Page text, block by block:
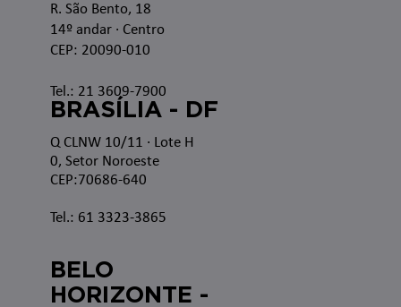
R. São Bento, 18
14º andar · Centro
CEP: 20090-010
Tel.: 21 3609-7900
Q CLNW 10/11 · Lote H
0, Setor Noroeste
CEP:70686-640
Tel.: 61 3323-3865
BRASÍLIA - DF
BELO
HORIZONTE -